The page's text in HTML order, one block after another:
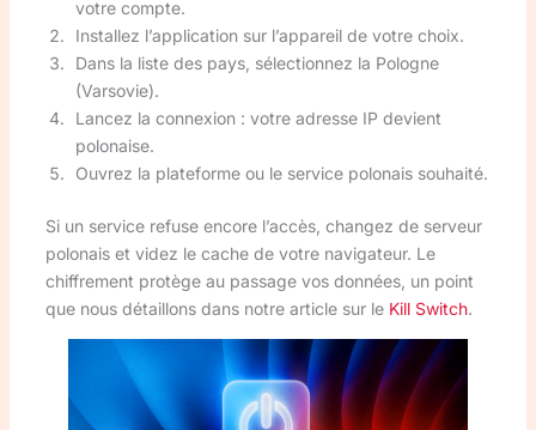
votre compte.
Installez l’application sur l’appareil de votre choix.
Dans la liste des pays, sélectionnez la Pologne
(Varsovie).
Lancez la connexion : votre adresse IP devient
polonaise.
Ouvrez la plateforme ou le service polonais souhaité.
Si un service refuse encore l’accès, changez de serveur
polonais et videz le cache de votre navigateur. Le
chiffrement protège au passage vos données, un point
que nous détaillons dans notre article sur le Kill Switch.